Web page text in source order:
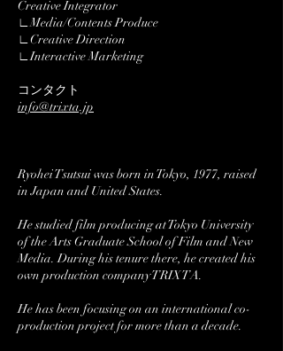
Creative Integrator
∟Media/Contents Produce
∟Creative Direction
∟Interactive Marketing
コンタクト
info@trixta.jp
Ryohei Tsutsui was born in Tokyo, 1977, raised
in Japan and United States.
He studied film producing at Tokyo University
of the Arts Graduate School of Film and New
Media. During his tenure there, he created his
own production company TRIXTA.
He has been focusing on an international co-
production project for more than a decade.